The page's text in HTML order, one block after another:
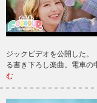
ジックビデオを公開した
る書き下ろし楽曲。電車
む